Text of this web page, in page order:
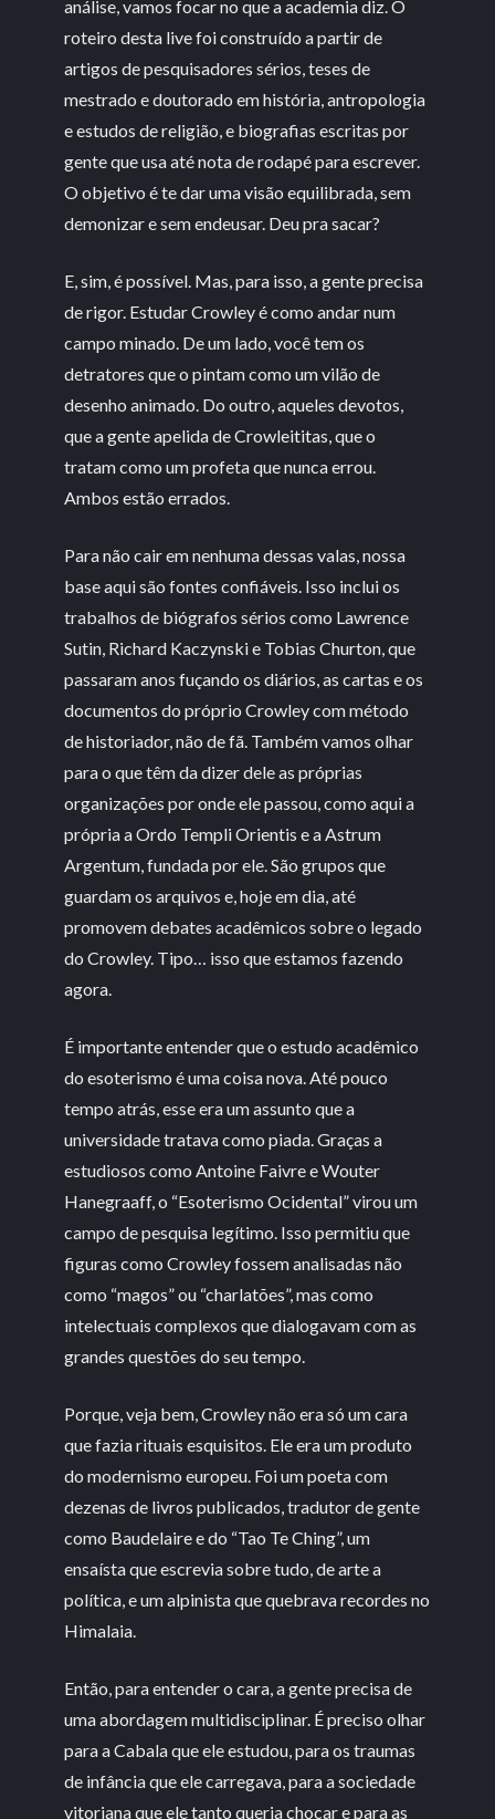
análise, vamos focar no que a academia diz. O
roteiro desta live foi construído a partir de
artigos de pesquisadores sérios, teses de
mestrado e doutorado em história, antropologia
e estudos de religião, e biografias escritas por
gente que usa até nota de rodapé para escrever.
O objetivo é te dar uma visão equilibrada, sem
demonizar e sem endeusar. Deu pra sacar?
E, sim, é possível. Mas, para isso, a gente precisa
de rigor. Estudar Crowley é como andar num
campo minado. De um lado, você tem os
detratores que o pintam como um vilão de
desenho animado. Do outro, aqueles devotos,
que a gente apelida de Crowleititas, que o
tratam como um profeta que nunca errou.
Ambos estão errados.
Para não cair em nenhuma dessas valas, nossa
base aqui são fontes confiáveis. Isso inclui os
trabalhos de biógrafos sérios como Lawrence
Sutin, Richard Kaczynski e Tobias Churton, que
passaram anos fuçando os diários, as cartas e os
documentos do próprio Crowley com método
de historiador, não de fã. Também vamos olhar
para o que têm da dizer dele as próprias
organizações por onde ele passou, como aqui a
própria a Ordo Templi Orientis e a Astrum
Argentum, fundada por ele. São grupos que
guardam os arquivos e, hoje em dia, até
promovem debates acadêmicos sobre o legado
do Crowley. Tipo… isso que estamos fazendo
agora.
É importante entender que o estudo acadêmico
do esoterismo é uma coisa nova. Até pouco
tempo atrás, esse era um assunto que a
universidade tratava como piada. Graças a
estudiosos como Antoine Faivre e Wouter
Hanegraaff, o “Esoterismo Ocidental” virou um
campo de pesquisa legítimo. Isso permitiu que
figuras como Crowley fossem analisadas não
como “magos” ou “charlatões”, mas como
intelectuais complexos que dialogavam com as
grandes questões do seu tempo.
Porque, veja bem, Crowley não era só um cara
que fazia rituais esquisitos. Ele era um produto
do modernismo europeu. Foi um poeta com
dezenas de livros publicados, tradutor de gente
como Baudelaire e do “Tao Te Ching”, um
ensaísta que escrevia sobre tudo, de arte a
política, e um alpinista que quebrava recordes no
Himalaia.
Então, para entender o cara, a gente precisa de
uma abordagem multidisciplinar. É preciso olhar
para a Cabala que ele estudou, para os traumas
de infância que ele carregava, para a sociedade
vitoriana que ele tanto queria chocar e para as